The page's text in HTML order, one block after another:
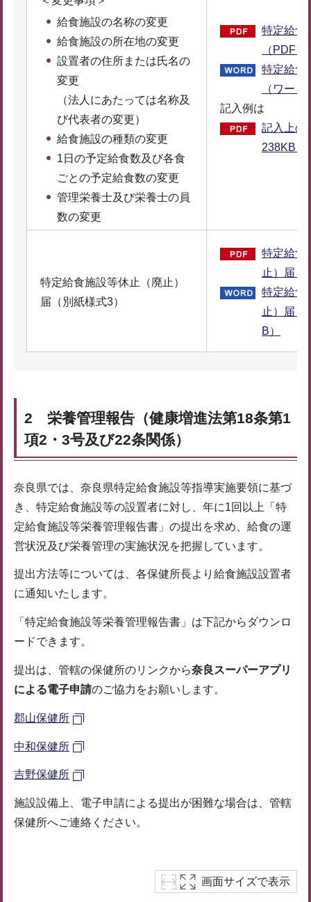
給食施設の名称の変更
給食施設の所在地の変更
設置者の住所または氏名の
変更
（法人にあたっては名称及
び代表者の変更）
給食施設の種類の変更
1日の予定給食数及び各食
ごとの予定給食数の変更
管理栄養士及び栄養士の員
数の変更
特定給食
（PDF
特定給食
（ワー
記入例は
記入上の
238KB）
特定給食施設等休止（廃止）
届（別紙様式3）
特定給食
止）届（
特定給食
止）届（
B）
2 栄養管理報告（健康増進法第18条第1
項2・3号及び22条関係）
奈良県では、奈良県特定給食施設等指導実施要領に基づ
き、特定給食施設等の設置者に対し、年に1回以上「特
定給食施設等栄養管理報告書」の提出を求め、給食の運
営状況及び栄養管理の実施状況を把握しています。
提出方法等については、各保健所長より給食施設設置者
に通知いたします。
「特定給食施設等栄養管理報告書」は下記からダウンロ
ードできます。
提出は、管轄の保健所のリンクから奈良スーパーアプリ
による電子申請のご協力をお願いします。
郡山保健所
中和保健所
吉野保健所
施設設備上、電子申請による提出が困難な場合は、管轄
保健所へご連絡ください。
画面サイズで表示